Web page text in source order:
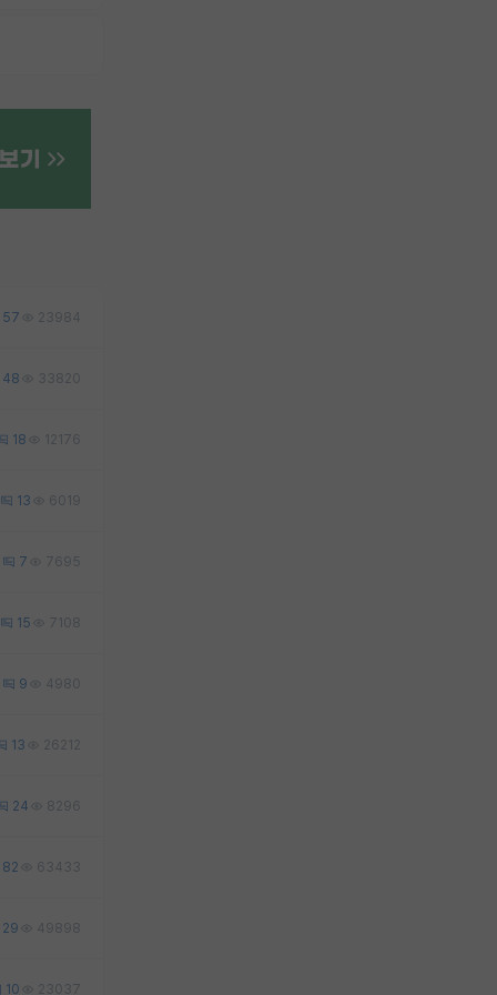
57 23984
48 33820
18 12176
13 6019
7 7695
15 7108
9 4980
13 26212
24 8296
82 63433
29 49898
10 23037